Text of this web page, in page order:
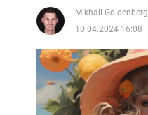
Mikhail Goldenberg
10.04.2024 16:08